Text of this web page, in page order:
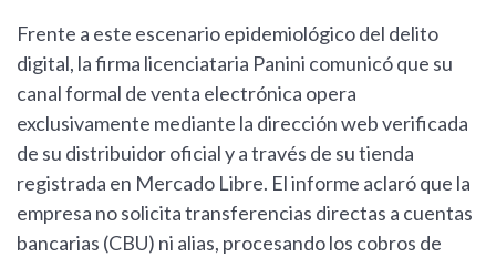
Frente a este escenario epidemiológico del delito
digital, la firma licenciataria Panini comunicó que su
canal formal de venta electrónica opera
exclusivamente mediante la dirección web verificada
de su distribuidor oficial y a través de su tienda
registrada en Mercado Libre. El informe aclaró que la
empresa no solicita transferencias directas a cuentas
bancarias (CBU) ni alias, procesando los cobros de